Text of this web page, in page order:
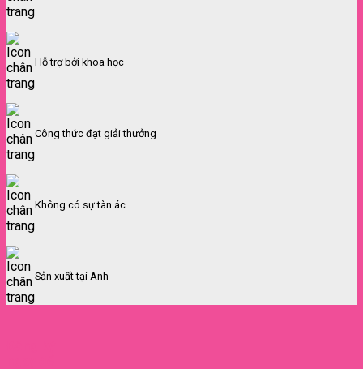
Hỗ trợ bởi khoa học
Công thức đạt giải thưởng
Không có sự tàn ác
Sản xuất tại Anh